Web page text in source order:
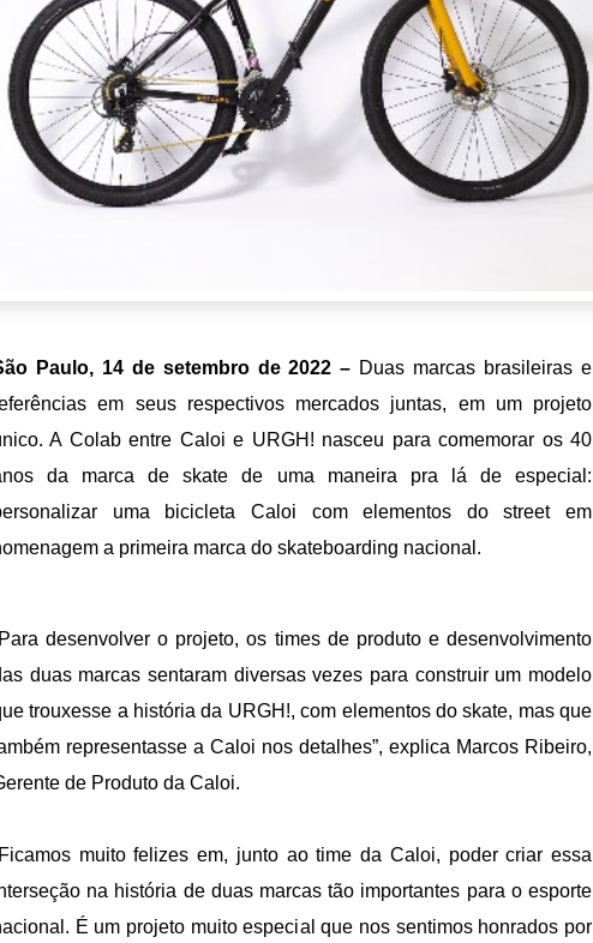
Paulo, 14 de setembro de 2022 – Duas marcas brasileiras e
em seus respectivos mercados juntas, em um projeto
A Colab entre Caloi e URGH! nasceu para comemorar os 40
da marca de skate de uma maneira pra lá de especial:
uma bicicleta Caloi com elementos do street em
a primeira marca do skateboarding nacional.
desenvolver o projeto, os times de produto e desenvolvimento
duas marcas sentaram diversas vezes para construir um modelo
trouxesse a história da URGH!, com elementos do skate, mas que
representasse a Caloi nos detalhes”, explica Marcos Ribeiro,
de Produto da Caloi.
muito felizes em, junto ao time da Caloi, poder criar essa
na história de duas marcas tão importantes para o esporte
É um projeto muito especial que nos sentimos honrados por